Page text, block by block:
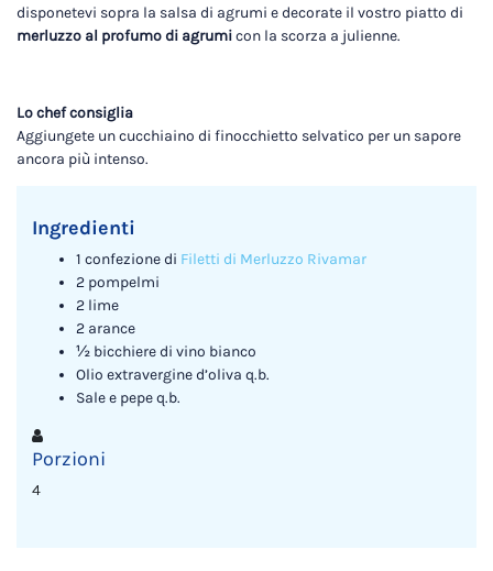
disponetevi sopra la salsa di agrumi e decorate il vostro piatto di
merluzzo al profumo di agrumicon la scorza a julienne.
Lo chef consiglia
Aggiungete un cucchiaino di finocchietto selvatico per un sapore
ancora più intenso.
Ingredienti
1 confezione di Filetti di Merluzzo Rivamar
2 pompelmi
2 lime
2 arance
½ bicchiere di vino bianco
Olio extravergine d’oliva q.b.
Sale e pepe q.b.
Porzioni
4